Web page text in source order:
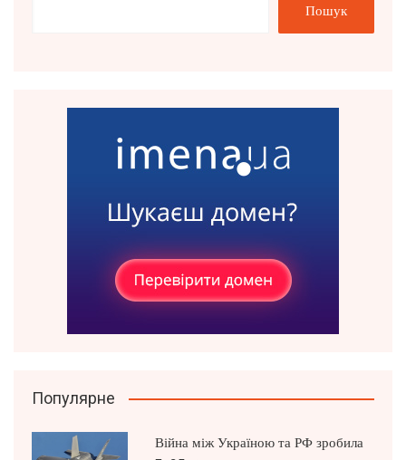
Пошук
Популярне
Війна між Україною та РФ зробила